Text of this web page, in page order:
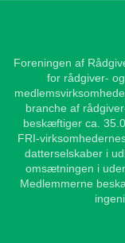
Foreningen af
for rådgiver-
branche af
beskæftiger ca.
FRI-
datterselskaber i
omsætningen i
Medlemmerne